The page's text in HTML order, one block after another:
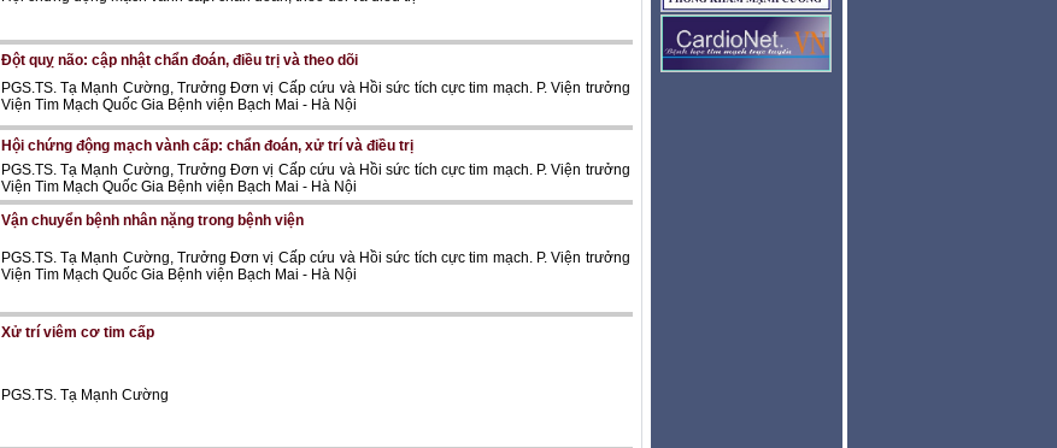
Đột quỵ não: cập nhật chẩn đoán, điều trị và theo dõi
PGS.TS. Tạ Mạnh Cường, Trưởng Đơn vị Cấp cứu và Hồi sức tích cực tim mạch. P. Viện trưởng
Viện Tim Mạch Quốc Gia Bệnh viện Bạch Mai - Hà Nội
Hội chứng động mạch vành cấp: chẩn đoán, xử trí và điều trị
PGS.TS. Tạ Mạnh Cường, Trưởng Đơn vị Cấp cứu và Hồi sức tích cực tim mạch. P. Viện trưởng
Viện Tim Mạch Quốc Gia Bệnh viện Bạch Mai - Hà Nội
Vận chuyển bệnh nhân nặng trong bệnh viện
PGS.TS. Tạ Mạnh Cường, Trưởng Đơn vị Cấp cứu và Hồi sức tích cực tim mạch. P. Viện trưởng
Viện Tim Mạch Quốc Gia Bệnh viện Bạch Mai - Hà Nội
Xử trí viêm cơ tim cấp
PGS.TS. Tạ Mạnh Cường